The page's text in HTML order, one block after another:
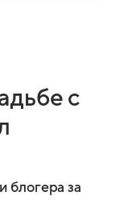
с
блогера за